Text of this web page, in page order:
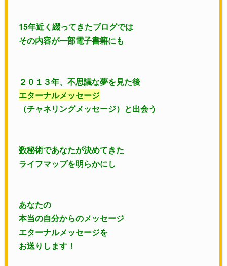
15年近く綴ってきたブログでは
その内容が一部電子書籍にも
２０１３年、不思議な夢を見た後
エターナルメッセージ
（チャネリングメッセージ）と出会う
数秘術であなたが決めてきた
ライフマップを明らかにし
あなたの
本当の自分からのメッセージ
エターナルメッセージを
お送りします！